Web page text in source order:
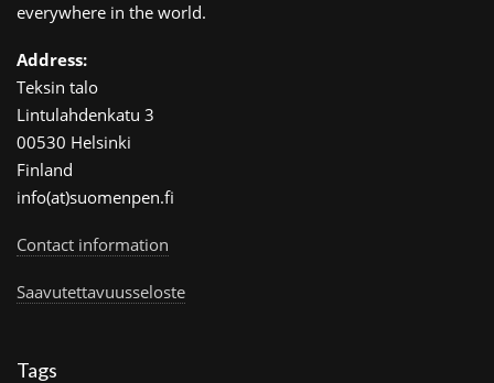
everywhere in the world.
Address:
Teksin talo
Lintulahdenkatu 3
00530 Helsinki
Finland
info(at)suomenpen.fi
Contact information
Saavutettavuusseloste
Tags